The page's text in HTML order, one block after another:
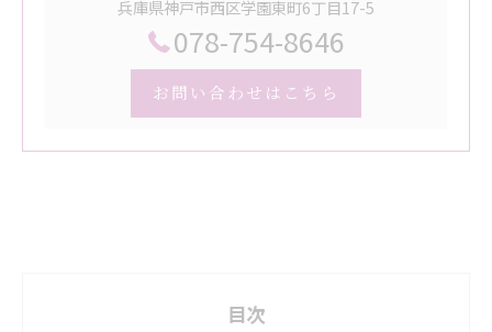
兵庫県神戸市西区学園東町6丁目17-5
078-754-8646
お問い合わせはこちら
目次